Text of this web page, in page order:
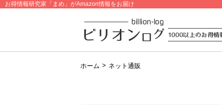
お得情報研究家「まめ」がAmazon情報をお届け
ホーム > ネット通販